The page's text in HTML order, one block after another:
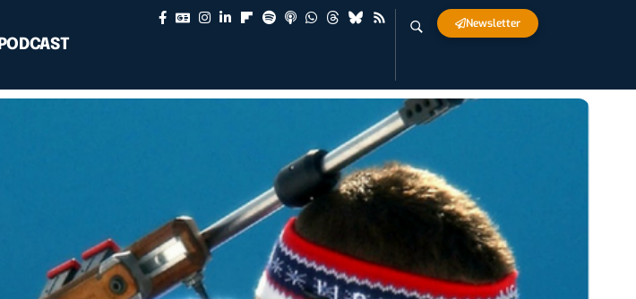
PODCAST
Newsletter